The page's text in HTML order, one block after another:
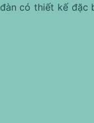
có thiết kế